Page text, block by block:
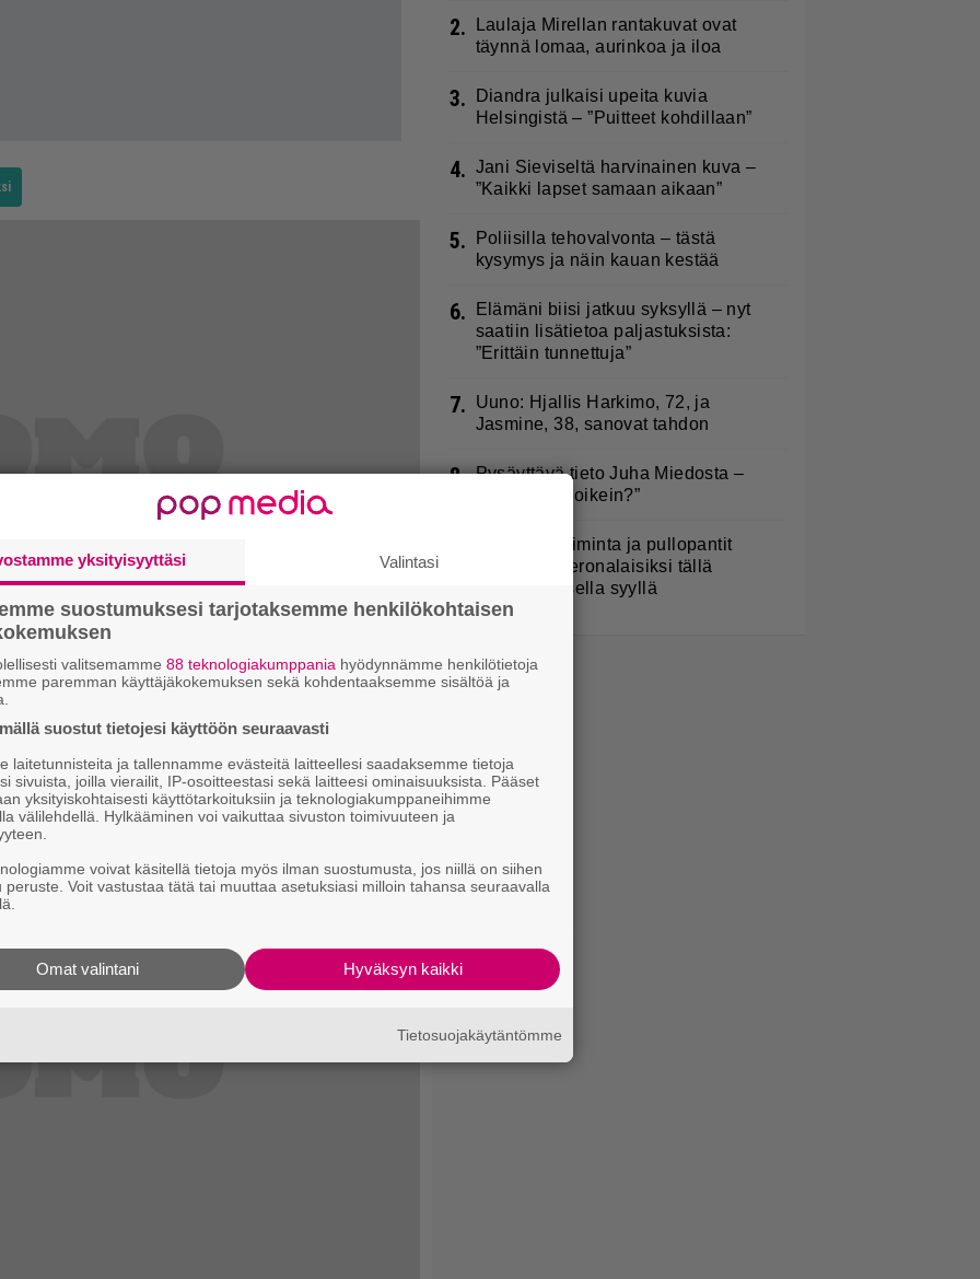
palvelua ravintolassa
asiaan
2.
Laulaja Mirellan rantakuvat ovat
täynnä lomaa, aurinkoa ja iloa
3.
Diandra julkaisi upeita kuvia
Helsingistä – ”Puitteet kohdillaan”
4. Jani Sieviseltä harvinainen kuva –
”Kaikki lapset samaan aikaan”
5.
Poliisilla tehovalvonta – tästä
kysymys ja näin kauan kestää
6.
Elämäni biisi jatkuu syksyllä – nyt
saatiin lisätietoa paljastuksista:
”Erittäin tunnettuja”
7.
Uuno: Hjallis Harkimo, 72, ja
Jasmine, 38, sanovat tahdon
8. Pysäyttävä tieto Juha Miedosta –
”Onko tämä oikein?”
Marjojen poiminta ja pullopantit
muuttuvat veronalaisiksi tällä
nimenomaisella syyllä
yksityisyyttäsi Valintasi
suostumuksesi tarjotaksemme henkilökohtaisen
valitsemamme 88 teknologiakumppania hyödynnämme henkilötietoja
paremman käyttäjäkokemuksen sekä kohdentaaksemme sisältöä ja
suostut tietojesi käyttöön seuraavasti
laitetunnisteita ja tallennamme evästeitä laitteellesi saadaksemme tietoja
sivuista, joilla vierailit, IP-osoitteestasi sekä laitteesi ominaisuuksista. Pääset
yksityiskohtaisesti käyttötarkoituksiin ja teknologiakumppaneihimme
välilehdellä. Hylkääminen voi vaikuttaa sivuston toimivuuteen ja
voivat käsitellä tietoja myös ilman suostumusta, jos niillä on siihen
peruste. Voit vastustaa tätä tai muuttaa asetuksiasi milloin tahansa seuraavalla
Hyväksyn kaikki
Omat valintani
Tietosuojakäytäntömme